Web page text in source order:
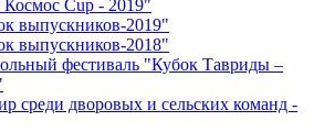
Cup - 2019"
выпускников-2019"
выпускников-2018"
фестиваль "Кубок Тавриды –
среди дворовых и сельских команд -